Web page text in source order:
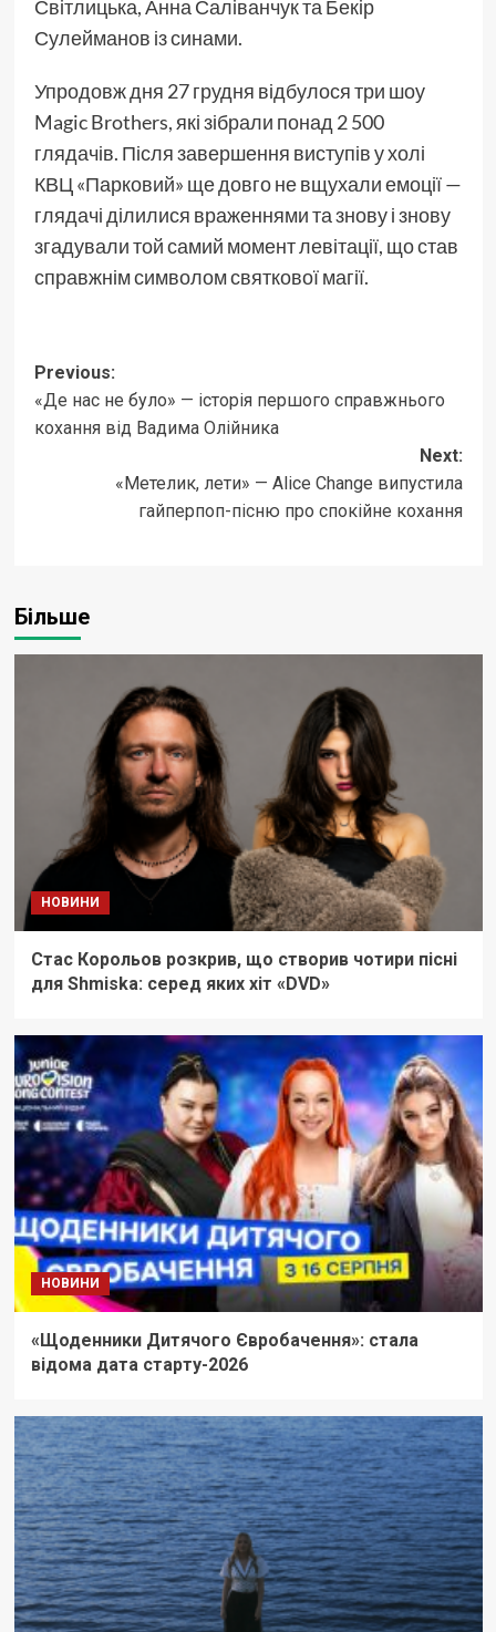
Світлицька, Анна Саліванчук та Бекір
Сулейманов із синами.
Упродовж дня 27 грудня відбулося три шоу
Magic Brothers, які зібрали понад 2 500
глядачів. Після завершення виступів у холі
КВЦ «Парковий» ще довго не вщухали емоції —
глядачі ділилися враженнями та знову і знову
згадували той самий момент левітації, що став
справжнім символом святкової магії.
Post
navigation
Previous:
«Де нас не було» — історія першого справжнього
кохання від Вадима Олійника
Next:
«Метелик, лети» — Alice Change випустила
гайперпоп-пісню про спокійне кохання
Більше
НОВИНИ
Стас Корольов розкрив, що створив чотири пісні
для Shmiska: серед яких хіт «DVD»
НОВИНИ
«Щоденники Дитячого Євробачення»: стала
відома дата старту-2026